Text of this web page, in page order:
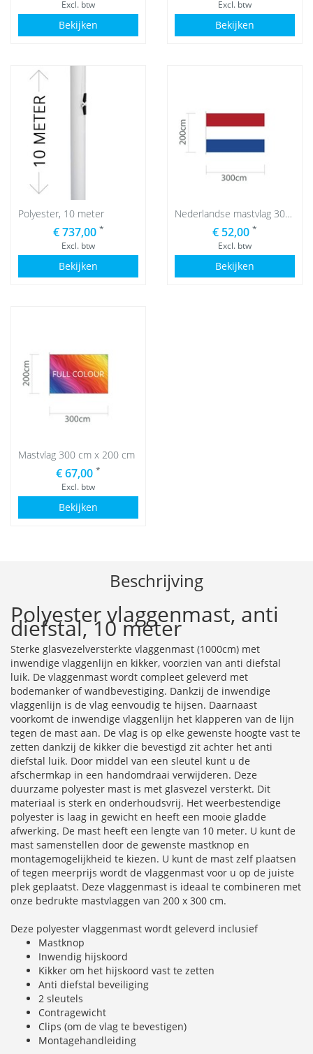
Excl. btw
Bekijken
Excl. btw
Bekijken
Polyester, 10 meter
€ 737,00 *
Excl. btw
Bekijken
Nederlandse mastvlag 300 x 200 cm
€ 52,00 *
Excl. btw
Bekijken
Mastvlag 300 cm x 200 cm
€ 67,00 *
Excl. btw
Bekijken
Beschrijving
Polyester vlaggenmast, anti
diefstal, 10 meter
Sterke glasvezelversterkte vlaggenmast (1000cm) met
inwendige vlaggenlijn en kikker, voorzien van anti diefstal
luik. De vlaggenmast wordt compleet geleverd met
bodemanker of wandbevestiging. Dankzij de inwendige
vlaggenlijn is de vlag eenvoudig te hijsen. Daarnaast
voorkomt de inwendige vlaggenlijn het klapperen van de lijn
tegen de mast aan. De vlag is op elke gewenste hoogte vast te
zetten dankzij de kikker die bevestigd zit achter het anti
diefstal luik. Door middel van een sleutel kunt u de
afschermkap in een handomdraai verwijderen. Deze
duurzame polyester mast is met glasvezel versterkt. Dit
materiaal is sterk en onderhoudsvrij. Het weerbestendige
polyester is laag in gewicht en heeft een mooie gladde
afwerking. De mast heeft een lengte van 10 meter. U kunt de
mast samenstellen door de gewenste mastknop en
montagemogelijkheid te kiezen. U kunt de mast zelf plaatsen
of tegen meerprijs wordt de vlaggenmast voor u op de juiste
plek geplaatst. Deze vlaggenmast is ideaal te combineren met
onze bedrukte mastvlaggen van 200 x 300 cm.
Deze polyester vlaggenmast wordt geleverd inclusief
Mastknop
Inwendig hijskoord
Kikker om het hijskoord vast te zetten
Anti diefstal beveiliging
2 sleutels
Contragewicht
Clips (om de vlag te bevestigen)
Montagehandleiding